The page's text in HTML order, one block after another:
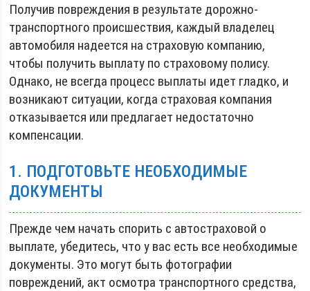
Получив повреждения в результате дорожно-
транспортного происшествия, каждый владелец
автомобиля надеется на страховую компанию,
чтобы получить выплату по страховому полису.
Однако, не всегда процесс выплаты идет гладко, и
возникают ситуации, когда страховая компания
отказывается или предлагает недостаточно
компенсации.
1. ПОДГОТОВЬТЕ НЕОБХОДИМЫЕ
ДОКУМЕНТЫ
Прежде чем начать спорить с автостраховой о
выплате, убедитесь, что у вас есть все необходимые
документы. Это могут быть фотографии
повреждений, акт осмотра транспортного средства,